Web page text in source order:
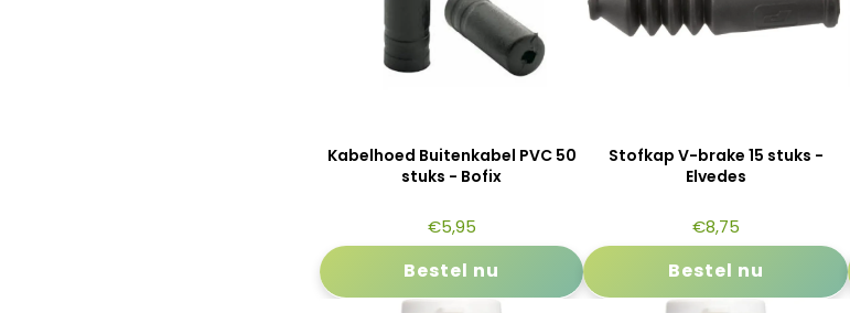
Kabelhoed Buitenkabel PVC 50
stuks - Bofix
€5,95
Bestel nu
Stofkap V-brake 15 stuks -
Elvedes
€8,75
Bestel nu